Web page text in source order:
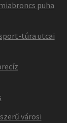
puha
túra utcai
városi